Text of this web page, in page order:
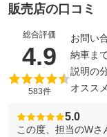
販売店の口コミ
総合評価
4.9 （
583件
お問い
納車ま
説明の
オスス
5.0
この度、担当のWさ